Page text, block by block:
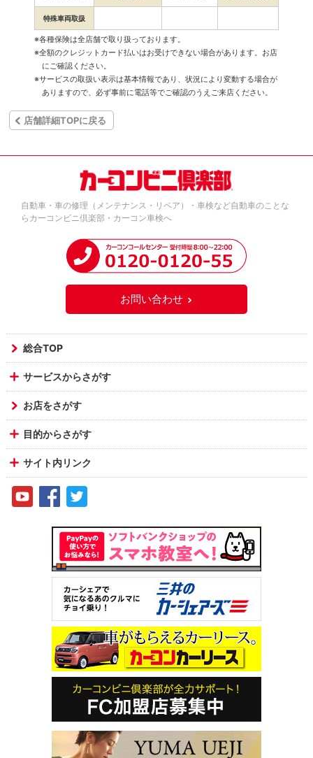
特殊車両取扱
※各種保険は全店舗で取り扱っております。
※全額のクレジットカード払いはお受けできない場合があります。お店
にご確認ください。
※サービスの取扱い表示は基本情報であり、状況により変動する場合が
ありますので、必ず事前に電話等でご確認のうえご来店ください。
店舗詳細TOPに戻る
自動車・車の修理（メンテナンス・リペア）・車検など自動車のことな
らカーコンビニ倶楽部・カーコン車検へ
お問い合わせ
総合TOP
サービスからさがす
お店をさがす
目的からさがす
サイト内リンク